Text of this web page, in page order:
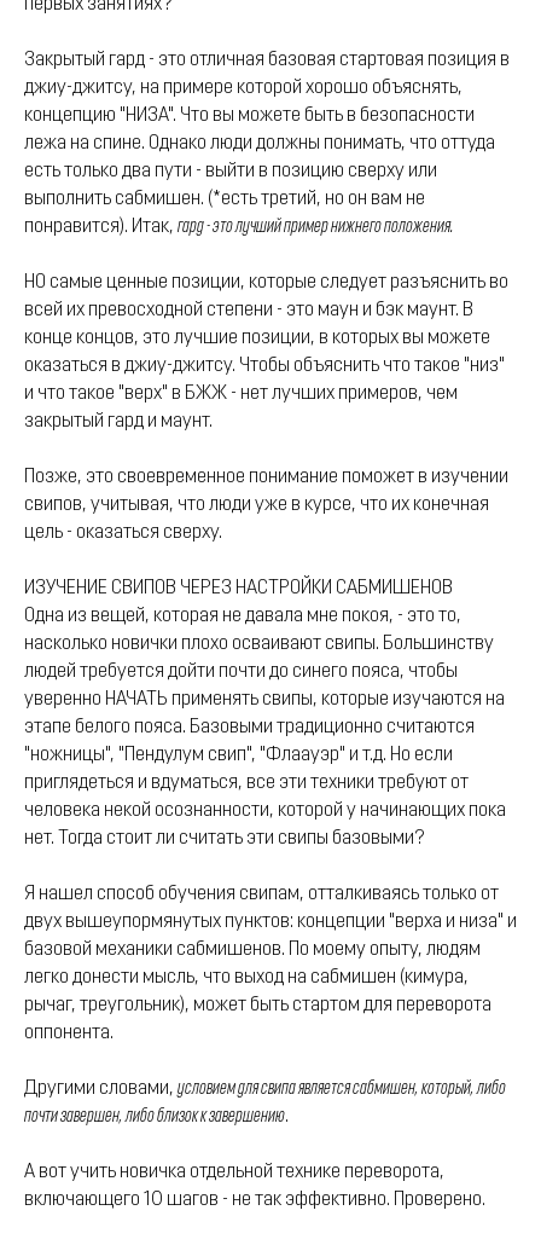
первых занятиях?
Закрытый гард - это отличная базовая стартовая позиция в
джиу-джитсу, на примере которой хорошо объяснять,
концепцию "НИЗА". Что вы можете быть в безопасности
лежа на спине. Однако люди должны понимать, что оттуда
есть только два пути - выйти в позицию сверху или
выполнить сабмишен. (*есть третий, но он вам не
понравится). Итак, гард - это лучший пример нижнего положения.
НО самые ценные позиции, которые следует разъяснить во
всей их превосходной степени - это маун и бэк маунт. В
конце концов, это лучшие позиции, в которых вы можете
оказаться в джиу-джитсу. Чтобы объяснить что такое "низ"
и что такое "верх" в БЖЖ - нет лучших примеров, чем
закрытый гард и маунт.
Позже, это своевременное понимание поможет в изучении
свипов, учитывая, что люди уже в курсе, что их конечная
цель - оказаться сверху.
ИЗУЧЕНИЕ СВИПОВ ЧЕРЕЗ НАСТРОЙКИ САБМИШЕНОВ
Одна из вещей, которая не давала мне покоя, - это то,
насколько новички плохо осваивают свипы. Большинству
людей требуется дойти почти до синего пояса, чтобы
уверенно НАЧАТЬ применять свипы, которые изучаются на
этапе белого пояса. Базовыми традиционно считаются
"ножницы", "Пендулум свип", "Флаауэр" и т.д. Но если
приглядеться и вдуматься, все эти техники требуют от
человека некой осознанности, которой у начинающих пока
нет. Тогда стоит ли считать эти свипы базовыми?
Я нашел способ обучения свипам, отталкиваясь только от
двух вышеупормянутых пунктов: концепции "верха и низа" и
базовой механики сабмишенов. По моему опыту, людям
легко донести мысль, что выход на сабмишен (кимура,
рычаг, треугольник), может быть стартом для переворота
оппонента.
Другими словами, условием для свипа является сабмишен, который, либо
почти завершен, либо близок к завершению.
А вот учить новичка отдельной технике переворота,
включающего 10 шагов - не так эффективно. Проверено.